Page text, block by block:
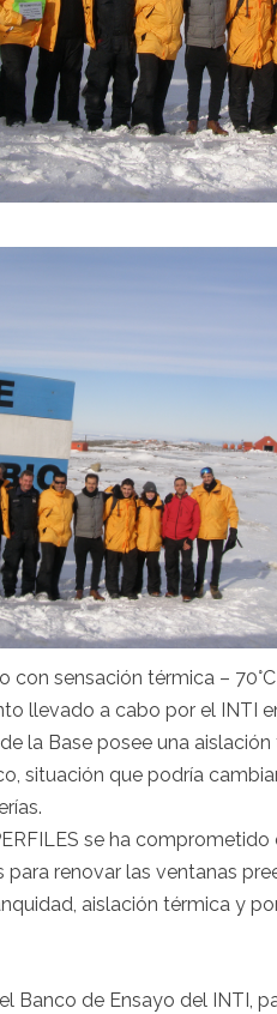
con sensación térmica – 70°C
llevado a cabo por el INTI
la Base posee una
situación que podría
se ha
para renovar las ventanas
aislación térmica y
Banco de Ensayo del INTI,